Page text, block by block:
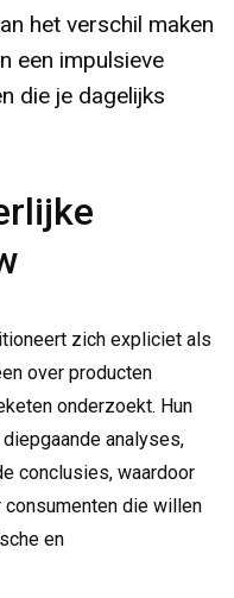
het verschil maken
een impulsieve
die je dagelijks
zich expliciet als
over producten
onderzoekt. Hun
analyses,
conclusies, waardoor
die willen
en